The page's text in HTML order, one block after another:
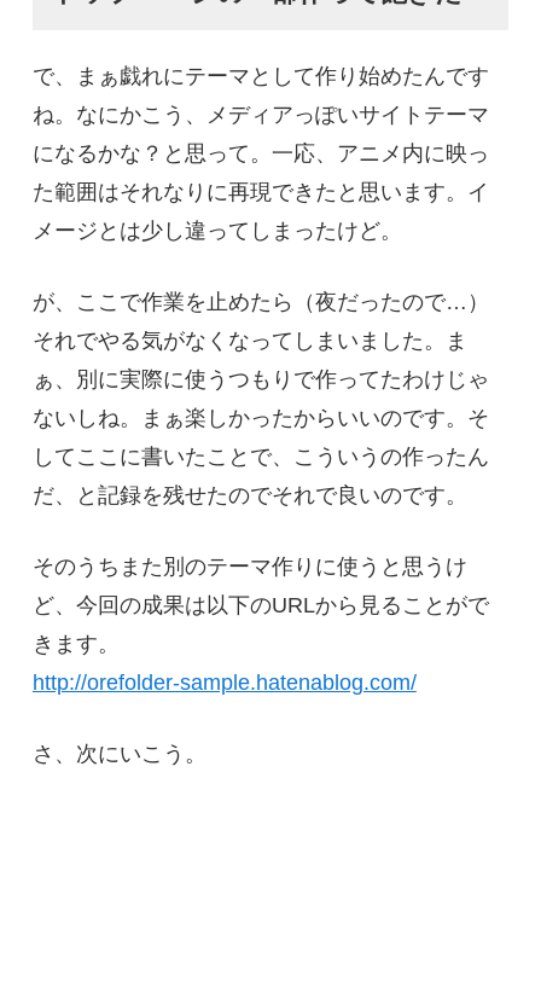
で、まぁ戯れにテーマとして作り始めたんです
ね。なにかこう、メディアっぽいサイトテーマ
になるかな？と思って。一応、アニメ内に映っ
た範囲はそれなりに再現できたと思います。イ
メージとは少し違ってしまったけど。
が、ここで作業を止めたら（夜だったので…）
それでやる気がなくなってしまいました。ま
ぁ、別に実際に使うつもりで作ってたわけじゃ
ないしね。まぁ楽しかったからいいのです。そ
してここに書いたことで、こういうの作ったん
だ、と記録を残せたのでそれで良いのです。
そのうちまた別のテーマ作りに使うと思うけ
ど、今回の成果は以下のURLから見ることがで
きます。
http://orefolder-sample.hatenablog.com/
さ、次にいこう。